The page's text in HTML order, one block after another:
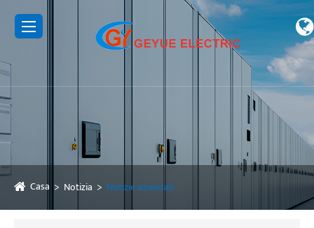
Casa Notizia Notizie aziendali